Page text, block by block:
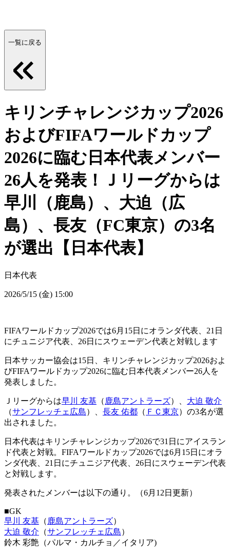
一覧に戻る
キリンチャレンジカップ2026
およびFIFAワールドカップ
2026に臨む日本代表メンバー
26人を発表！Ｊリーグからは
早川（鹿島）、大迫（広
島）、長友（FC東京）の3名
が選出【日本代表】
日本代表
2026/5/15 (金) 15:00
FIFAワールドカップ2026では6月15日にオランダ代表、21日
にチュニジア代表、26日にスウェーデン代表と対戦します
日本サッカー協会は15日、キリンチャレンジカップ2026およ
びFIFAワールドカップ2026に臨む日本代表メンバー26人を
発表しました。
Ｊリーグからは早川 友基 （ 鹿島アントラーズ）、 大迫 敬介
（サンフレッチェ広島）、 長友 佑都 （ ＦＣ東京）の3名が選
出されました。
日本代表はキリンチャレンジカップ2026で31日にアイスラン
ド代表と対戦。FIFAワールドカップ2026では6月15日にオラ
ンダ代表、21日にチュニジア代表、26日にスウェーデン代表
と対戦します。
発表されたメンバーは以下の通り。（6月12日更新）
■GK
早川 友基 （ 鹿島アントラーズ）
大迫 敬介 （サンフレッチェ広島）
鈴木 彩艶（パルマ・カルチョ／イタリア)